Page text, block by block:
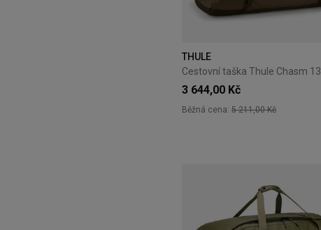
THULE
3 644,00 Kč
Běžná cena: 5 211,00 Kč